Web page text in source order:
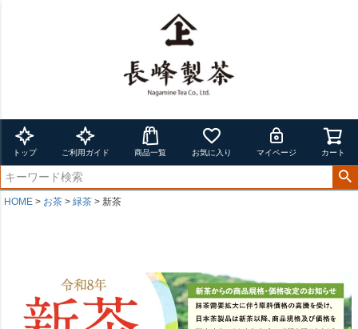
トップ ご利用ガイド 商品一覧 お気に入り マイページ カート
HOME お茶 緑茶 新茶